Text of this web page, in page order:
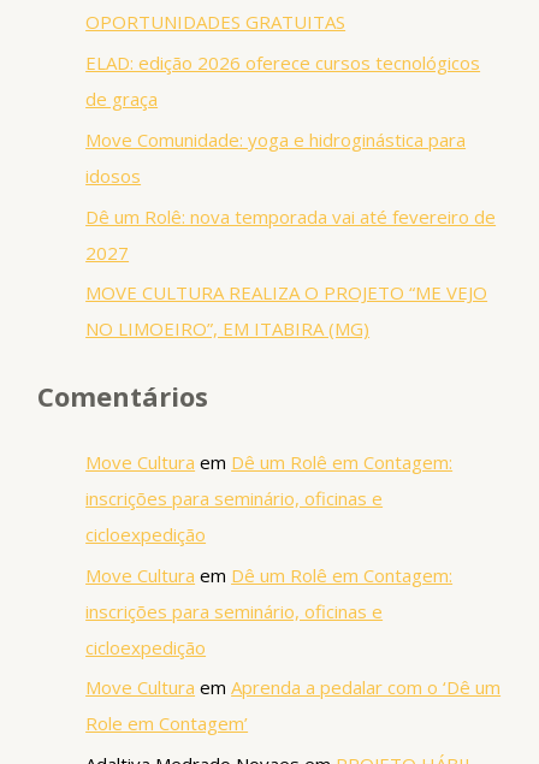
OPORTUNIDADES GRATUITAS
ELAD: edição 2026 oferece cursos tecnológicos
de graça
Move Comunidade: yoga e hidroginástica para
idosos
Dê um Rolê: nova temporada vai até fevereiro de
2027
MOVE CULTURA REALIZA O PROJETO “ME VEJO
NO LIMOEIRO”, EM ITABIRA (MG)
Comentários
Move Cultura em Dê um Rolê em Contagem:
inscrições para seminário, oficinas e
cicloexpedição
Move Cultura em Dê um Rolê em Contagem:
inscrições para seminário, oficinas e
cicloexpedição
Move Cultura emAprenda a pedalar com o ‘Dê um
Role em Contagem’